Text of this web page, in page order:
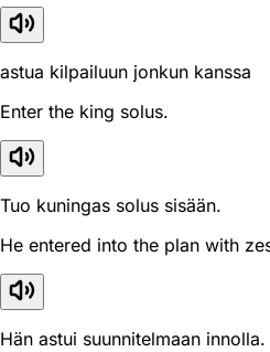
astua kilpailuun jonkun kanssa
Enter the king solus.
Tuo kuningas solus sisään.
He entered into the plan with
Hän astui suunnitelmaan innolla.